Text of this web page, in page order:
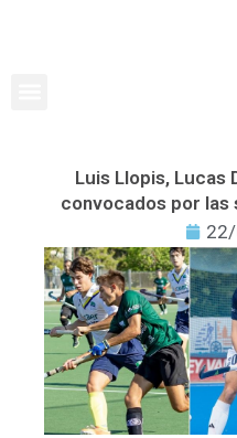
Luis Llopis, Lucas
convocados por las